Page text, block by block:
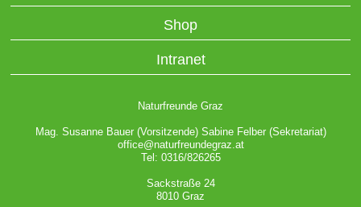
Shop
Intranet
Naturfreunde Graz
Mag. Susanne Bauer (Vorsitzende) Sabine Felber (Sekretariat)
office@naturfreundegraz.at
Tel: 0316/826265
Sackstraße 24
8010 Graz